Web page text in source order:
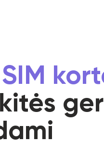
SIM